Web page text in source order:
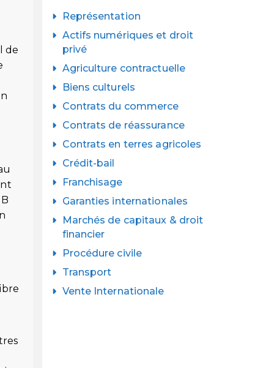
de
Représentation
Actifs numériques et droit
privé
Agriculture contractuelle
Biens culturels
Contrats du commerce
Contrats de réassurance
Contrats en terres agricoles
Crédit-bail
Franchisage
Garanties internationales
Marchés de capitaux & droit
financier
Procédure civile
Transport
Vente Internationale